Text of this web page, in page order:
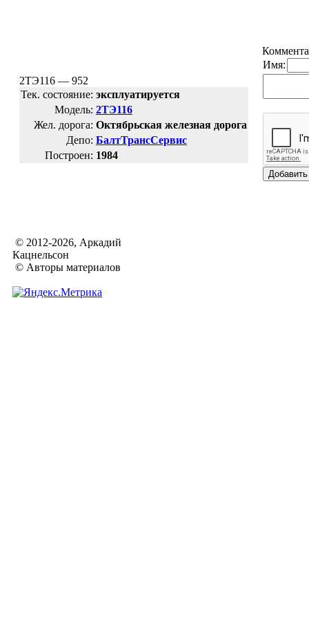
2ТЭ116 — 952
Тек. состояние: эксплуатируется
Модель: 2ТЭ116
Жел. дорога: Октябрьская железная дорога
Депо: БалтТрансСервис
Построен: 1984
Имя:
© 2012-2026, Аркадий
Кацнельсон
© Авторы материалов